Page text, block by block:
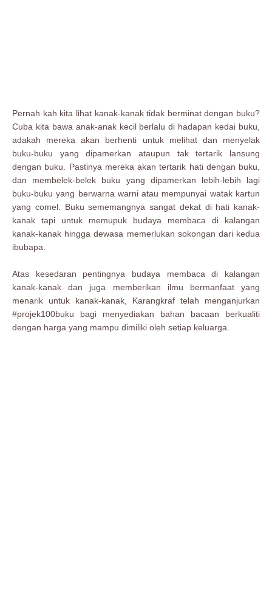
Pernah kah kita lihat kanak-kanak tidak berminat dengan buku?
Cuba kita bawa anak-anak kecil berlalu di hadapan kedai buku,
adakah mereka akan berhenti untuk melihat dan menyelak
buku-buku yang dipamerkan ataupun tak tertarik lansung
dengan buku. Pastinya mereka akan tertarik hati dengan buku,
dan membelek-belek buku yang dipamerkan lebih-lebih lagi
buku-buku yang berwarna warni atau mempunyai watak kartun
yang comel. Buku sememangnya sangat dekat di hati kanak-
kanak tapi untuk memupuk budaya membaca di kalangan
kanak-kanak hingga dewasa memerlukan sokongan dari kedua
ibubapa.
Atas kesedaran pentingnya budaya membaca di kalangan
kanak-kanak dan juga memberikan ilmu bermanfaat yang
menarik untuk kanak-kanak, Karangkraf telah menganjurkan
#projek100buku bagi menyediakan bahan bacaan berkualiti
dengan harga yang mampu dimiliki oleh setiap keluarga.